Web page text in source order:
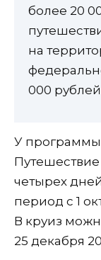
более 20
на
000
У программы
четырех
период с 1
В круиз
25 декабря